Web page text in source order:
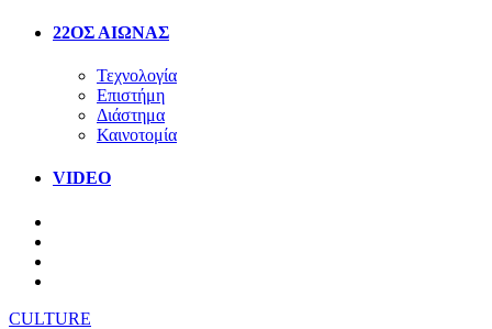
22ΟΣ ΑΙΩΝΑΣ
Τεχνολογία
Επιστήμη
Διάστημα
Καινοτομία
VIDEO
CULTURE